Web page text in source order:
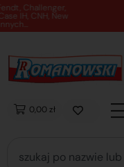
89 762 00
0,00 zł